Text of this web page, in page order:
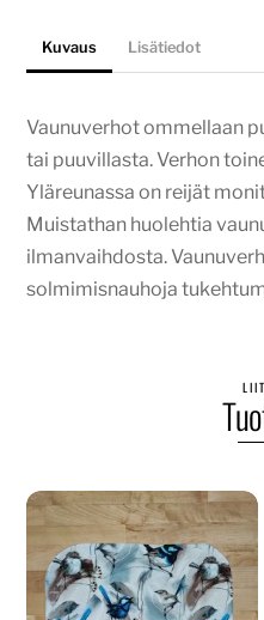
Kuvaus Lisätiedot
Vaunuverhot ommellaan
tai puuvillasta. Verhon
Yläreunassa on reijät
Muistathan huolehtia
ilmanvaihdosta.
solmimisnauhoja